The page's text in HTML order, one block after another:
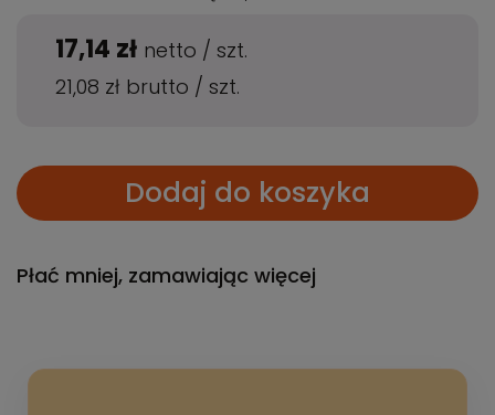
17,14 zł netto / szt.
21,08 zł brutto / szt.
Dodaj do koszyka
Płać mniej, zamawiając więcej